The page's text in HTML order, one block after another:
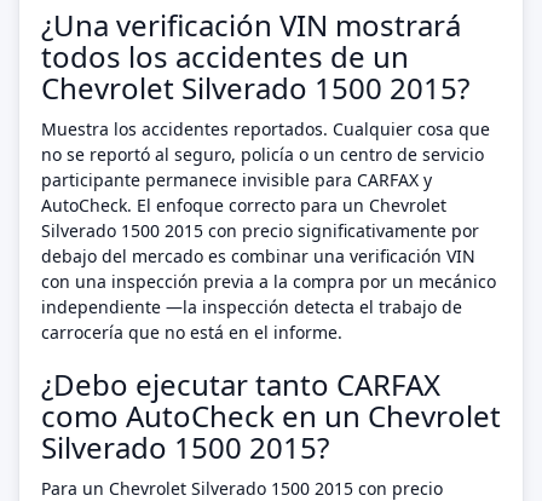
¿Una verificación VIN mostrará
todos los accidentes de un
Chevrolet Silverado 1500 2015?
Muestra los accidentes reportados. Cualquier cosa que
no se reportó al seguro, policía o un centro de servicio
participante permanece invisible para CARFAX y
AutoCheck. El enfoque correcto para un Chevrolet
Silverado 1500 2015 con precio significativamente por
debajo del mercado es combinar una verificación VIN
con una inspección previa a la compra por un mecánico
independiente —la inspección detecta el trabajo de
carrocería que no está en el informe.
¿Debo ejecutar tanto CARFAX
como AutoCheck en un Chevrolet
Silverado 1500 2015?
Para un Chevrolet Silverado 1500 2015 con precio